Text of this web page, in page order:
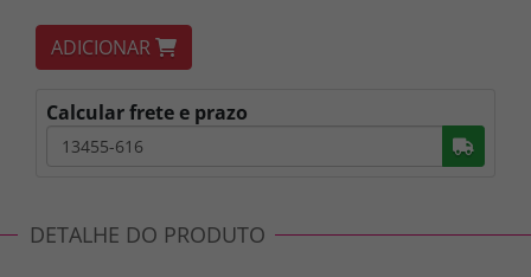
ADICIONAR
Calcular frete e prazo
DETALHE DO PRODUTO